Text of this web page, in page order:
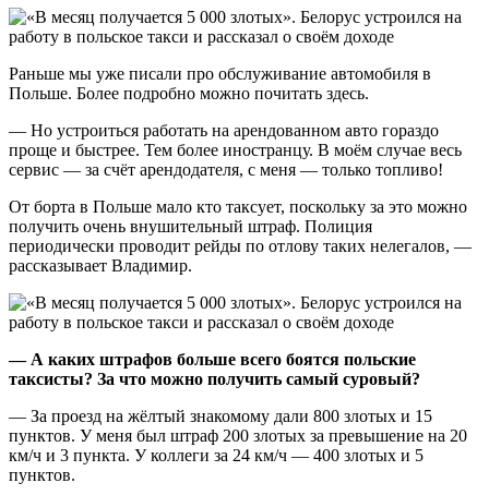
Раньше мы уже писали про обслуживание автомобиля в
Польше. Более подробно можно почитать здесь.
— Но устроиться работать на арендованном авто гораздо
проще и быстрее. Тем более иностранцу. В моём случае весь
сервис — за счёт арендодателя, с меня — только топливо!
От борта в Польше мало кто таксует, поскольку за это можно
получить очень внушительный штраф. Полиция
периодически проводит рейды по отлову таких нелегалов, —
рассказывает Владимир.
— А каких штрафов больше всего боятся польские
таксисты? За что можно получить самый суровый?
— За проезд на жёлтый знакомому дали 800 злотых и 15
пунктов. У меня был штраф 200 злотых за превышение на 20
км/ч и 3 пункта. У коллеги за 24 км/ч — 400 злотых и 5
пунктов.